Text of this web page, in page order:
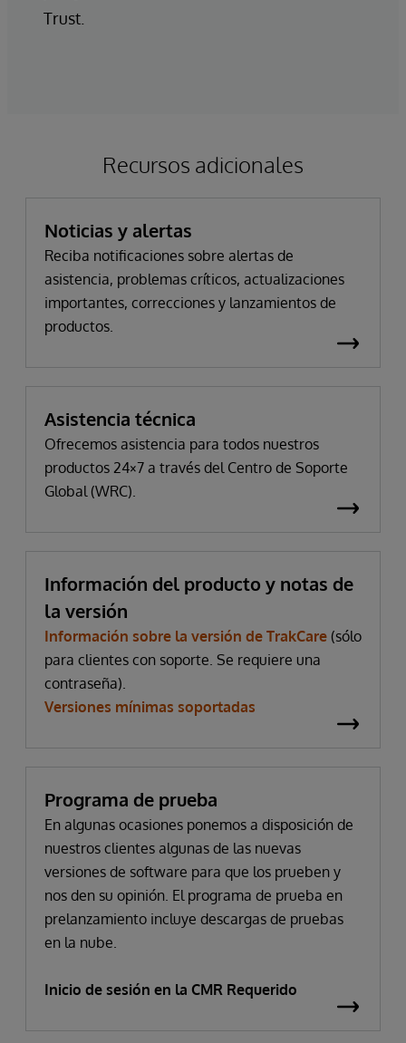
Trust.
Recursos adicionales
Noticias y alertas
Reciba notificaciones sobre alertas de
asistencia, problemas críticos, actualizaciones
importantes, correcciones y lanzamientos de
productos.
Asistencia técnica
Ofrecemos asistencia para todos nuestros
productos 24×7 a través del Centro de Soporte
Global (WRC).
Información del producto y notas de
la versión
Información sobre la versión de TrakCare (sólo
para clientes con soporte. Se requiere una
contraseña).
Versiones mínimas soportadas
Programa de prueba
En algunas ocasiones ponemos a disposición de
nuestros clientes algunas de las nuevas
versiones de software para que los prueben y
nos den su opinión. El programa de prueba en
prelanzamiento incluye descargas de pruebas
en la nube.
Inicio de sesión en la CMR Requerido